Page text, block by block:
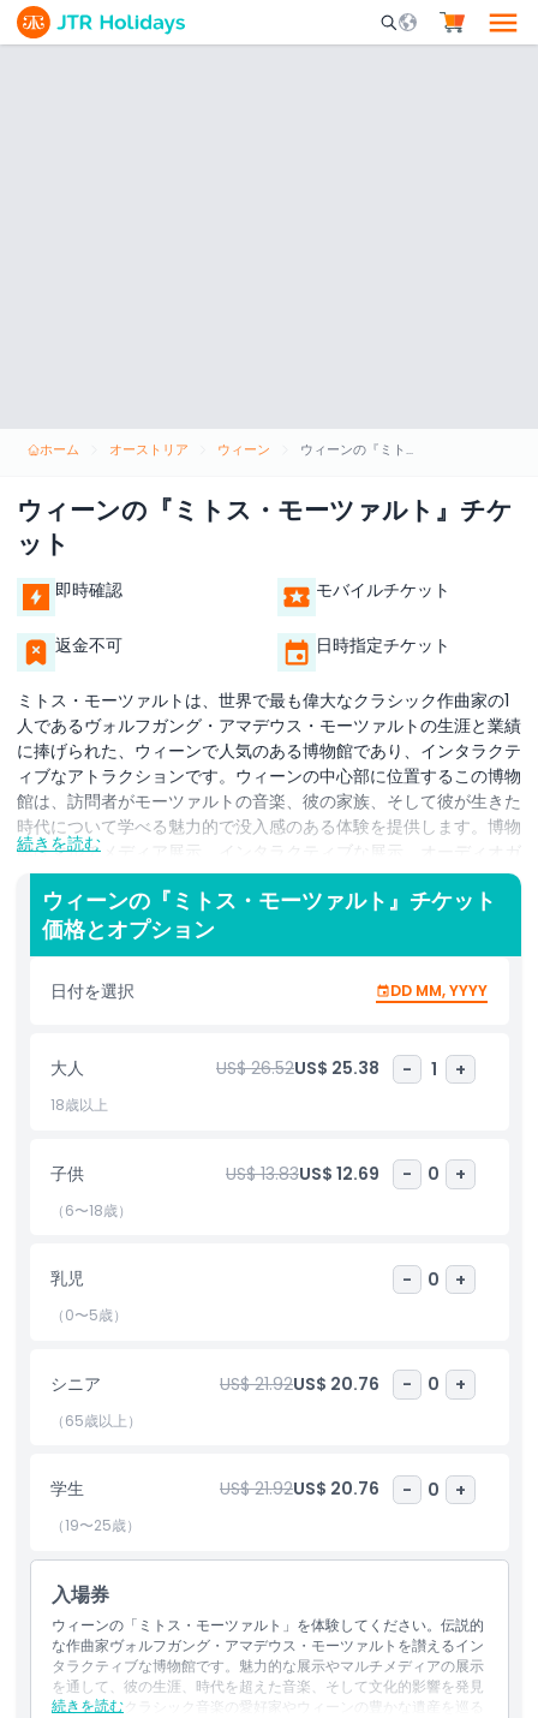
Mobile Search
ホーム オーストリア ウィーン ウィーンの『ミトス・モーツァルト』チケット
ウィーンの『ミトス・モーツァルト』チケ
ット
即時確認 モバイルチケット
返金不可 日時指定チケット
ミトス・モーツァルトは、世界で最も偉大なクラシック作曲家の1
人であるヴォルフガング・アマデウス・モーツァルトの生涯と業績
に捧げられた、ウィーンで人気のある博物館であり、インタラクテ
ィブなアトラクションです。ウィーンの中心部に位置するこの博物
館は、訪問者がモーツァルトの音楽、彼の家族、そして彼が生きた
時代について学べる魅力的で没入感のある体験を提供します。博物
館はマルチメディア展示、インタラクティブな展示、オーディオガ
イドなどの最新技術を用いてモーツァルトの物語を生き生きと再現
します。訪問者は彼の有名な作品を聴き、直筆の手紙や文書を見る
ことができ、彼の人生に関する神話と事実を探ることができます。
音楽愛好家、学生、家族連れ、観光客に適した教育的な体験です。
ミトス・モーツァルトはモーツァルトの時代のウィーンの文化的・
歴史的背景を理解するためのユニークな方法を提供します。博物館
かも強調しています。ウィーンを訪れ、クラシック音楽の歴史をよ
り深く知りたい場合、ミトス・モーツァルトはぜひ見るべきアトラ
クションです。アクセスも容易で家族連れに優しく、オーストリア
の人生への旅を楽しむために、ミトス・モーツァルトのチケットは
事前に予約してください。
含まれるもの
子供／大人ポリシー
営業時間
注意事項
場所
続きを読む
ウィーンの『ミトス・モーツァルト』チケット
価格とオプション
日付を選択 DD MM, YYYY
大人 US$ 26.52US$ 25.38 - 1 +
18歳以上
子供 US$ 13.83US$ 12.69 - 0 +
（6〜18歳）
乳児 - 0 +
（0〜5歳）
シニア US$ 21.92US$ 20.76 - 0 +
（65歳以上）
学生 US$ 21.92US$ 20.76 - 0 +
（19〜25歳）
入場券
ウィーンの「ミトス・モーツァルト」を体験してください。伝説的
な作曲家ヴォルフガング・アマデウス・モーツァルトを讃えるイン
タラクティブな博物館です。魅力的な展示やマルチメディアの展示
を通して、彼の生涯、時代を超えた音楽、そして文化的影響を発見
できます。クラシック音楽の愛好家やウィーンの豊かな遺産を巡る
続きを読む